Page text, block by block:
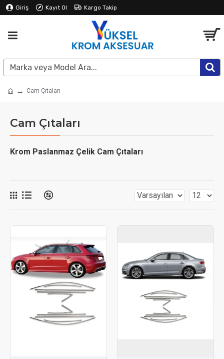
Giriş Kayıt Ol Kargo Takip
Cam Çıtaları
Cam Çıtaları
Krom Paslanmaz Çelik Cam Çıtaları